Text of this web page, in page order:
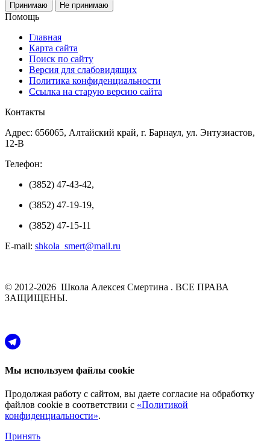
Принимаю Не принимаю
Помощь
Главная
Карта сайта
Поиск по сайту
Версия для слабовидящих
Политика конфиденциальности
Ссылка на старую версию сайта
Контакты
Адрес: 656065, Алтайский край, г. Барнаул, ул. Энтузиастов,
12-В
Телефон:
(3852) 47-43-42,
(3852) 47-19-19,
(3852) 47-15-11
E-mail: shkola_smert@mail.ru
© 2012-2026 Школа Алексея Смертина . ВСЕ ПРАВА
ЗАЩИЩЕНЫ.
Мы используем файлы cookie
Продолжая работу с сайтом, вы даете согласие на обработку
файлов cookie в соответствии с «Политикой
конфиденциальности».
Принять